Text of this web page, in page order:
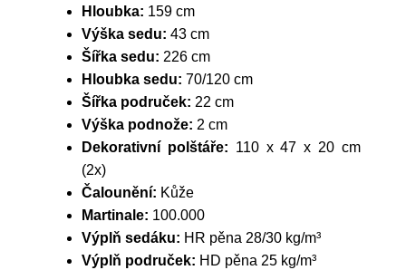
Hloubka: 159 cm
Výška sedu: 43 cm
Šířka sedu: 226 cm
Hloubka sedu: 70/120 cm
Šířka područek: 22 cm
Výška podnože: 2 cm
Dekorativní polštáře: 110 x 47 x 20 cm
(2x)
Čalounění: Kůže
Martinale: 100.000
Výplň sedáku: HR pěna 28/30 kg/m³
Výplň područek: HD pěna 25 kg/m³